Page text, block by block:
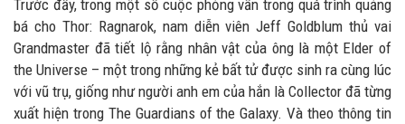
Trước đấy, trong một số cuộc phỏng vấn trong quá trình quảng
bá cho Thor: Ragnarok, nam diễn viên Jeff Goldblum thủ vai
Grandmaster đã tiết lộ rằng nhân vật của ông là một Elder of
the Universe – một trong những kẻ bất tử được sinh ra cùng lúc
với vũ trụ, giống như người anh em của hắn là Collector đã từng
xuất hiện trong The Guardians of the Galaxy. Và theo thông tin